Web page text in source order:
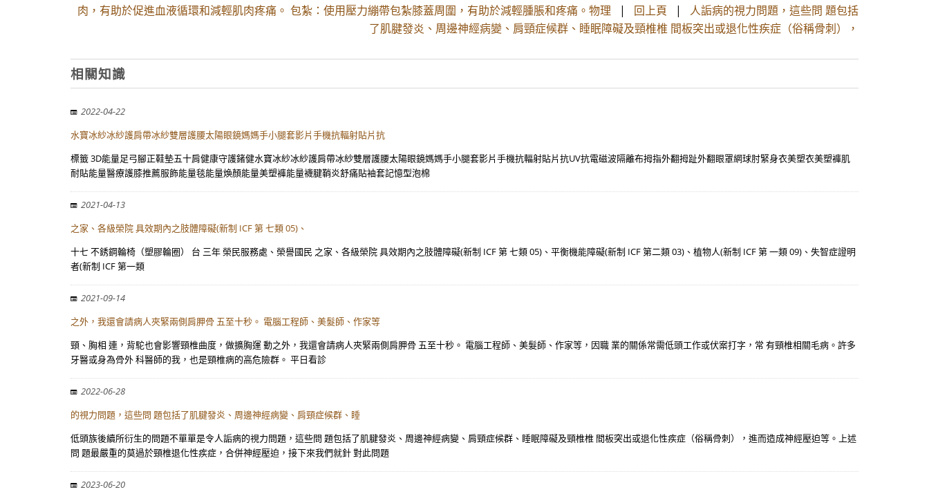
肉，有助於促進血液循環和減輕肌肉疼痛。 包紮：使用壓力繃帶包紮膝蓋周圍，有助於減輕腫脹和疼痛。物理 | 回上頁 | 人詬病的視力問題，這些問 題包括
了肌腱發炎、周邊神經病變、肩頸症候群、睡眠障礙及頸椎椎 間板突出或退化性疾症（俗稱骨刺），
相關知識
2022-04-22
水寶冰紗冰紗護肩帶冰紗雙層護腰太陽眼鏡媽媽手小腿套影片手機抗輻射貼片抗
標籤 3D能量足弓腳正鞋墊五十肩健康守護鍺健水寶冰紗冰紗護肩帶冰紗雙層護腰太陽眼鏡媽媽手小腿套影片手機抗輻射貼片抗UV抗電磁波隔離布拇指外翻拇趾外翻眼罩網球肘緊身衣美塑衣美塑褲肌
耐貼能量醫療護膝推薦服飾能量毯能量煥顏能量美塑褲能量襪腱鞘炎舒痛貼袖套記憶型泡棉
2021-04-13
之家、各級榮院 具效期內之肢體障礙(新制 ICF 第 七類 05)、
十七 不銹鋼輪椅（塑膠輪圈） 台 三年 榮民服務處、榮譽國民 之家、各級榮院 具效期內之肢體障礙(新制 ICF 第 七類 05)、平衡機能障礙(新制 ICF 第二類 03)、植物人(新制 ICF 第 一類 09)、失智症證明
者(新制 ICF 第一類
2021-09-14
之外，我還會請病人夾緊兩側肩胛骨 五至十秒。 電腦工程師、美髮師、作家等
頸、胸相 連，背駝也會影響頸椎曲度，做擴胸運 動之外，我還會請病人夾緊兩側肩胛骨 五至十秒。 電腦工程師、美髮師、作家等，因職 業的關係常需低頭工作或伏案打字，常 有頸椎相關毛病。許多
牙醫或身為骨外 科醫師的我，也是頸椎病的高危險群。 平日看診
2022-06-28
的視力問題，這些問 題包括了肌腱發炎、周邊神經病變、肩頸症候群、睡
低頭族後續所衍生的問題不單單是令人詬病的視力問題，這些問 題包括了肌腱發炎、周邊神經病變、肩頸症候群、睡眠障礙及頸椎椎 間板突出或退化性疾症（俗稱骨刺），進而造成神經壓迫等。上述
問 題最嚴重的莫過於頸椎退化性疾症，合併神經壓迫，接下來我們就針 對此問題
2023-06-20